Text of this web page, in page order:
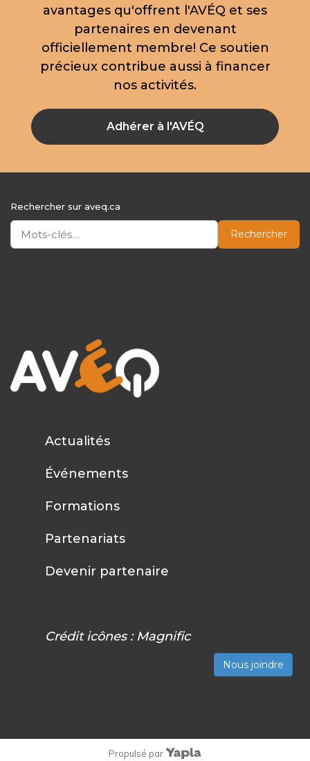
avantages qu'offrent l'AVÉQ et ses
partenaires en devenant
officiellement membre! Ce soutien
précieux contribue aussi à financer
nos activités.
Adhérer à l'AVÉQ
Rechercher sur aveq.ca
Rechercher
Actualités
Événements
Formations
Partenariats
Devenir partenaire
Crédit icônes : Magnific
Nous joindre
Propulsé par